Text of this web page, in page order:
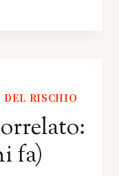
RISCHIO
fa)